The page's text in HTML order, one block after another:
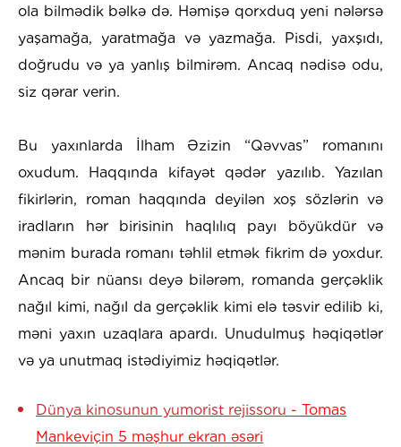
ola bilmədik bəlkə də. Həmişə qorxduq yeni nələrsə
yaşamağa, yaratmağa və yazmağa. Pisdi, yaxşıdı,
doğrudu və ya yanlış bilmirəm. Ancaq nədisə odu,
siz qərar verin.
Bu yaxınlarda İlham Əzizin “Qəvvas” romanını
oxudum. Haqqında kifayət qədər yazılıb. Yazılan
fikirlərin, roman haqqında deyilən xoş sözlərin və
iradların hər birisinin haqlılıq payı böyükdür və
mənim burada romanı təhlil etmək fikrim də yoxdur.
Ancaq bir nüansı deyə bilərəm, romanda gerçəklik
nağıl kimi, nağıl da gerçəklik kimi elə təsvir edilib ki,
məni yaxın uzaqlara apardı. Unudulmuş həqiqətlər
və ya unutmaq istədiyimiz həqiqətlər.
Dünya kinosunun yumorist rejissoru - Tomas
Mankeviçin 5 məşhur ekran əsəri